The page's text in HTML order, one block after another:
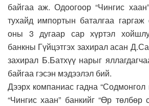
байгаа аж. Одоогоор “Чингис
тухайд импортын баталгаа гаргаж
оны 3 дугаар сар хүртэл
банкны Гүйцэтгэх захирал асан
захирал Б.Батхүү нарыг
байгаа гэсэн мэдээлэл бий.
Дээрх компаниас гадна
“Чингис хаан” банкийг “Өр төлбөр